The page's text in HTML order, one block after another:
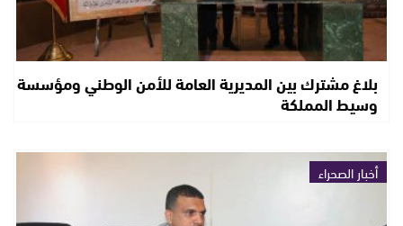
بلاغ مشترك بين المديرية العامة للأمن الوطني ومؤسسة
وسيط المملكة
أخبار الصحراء